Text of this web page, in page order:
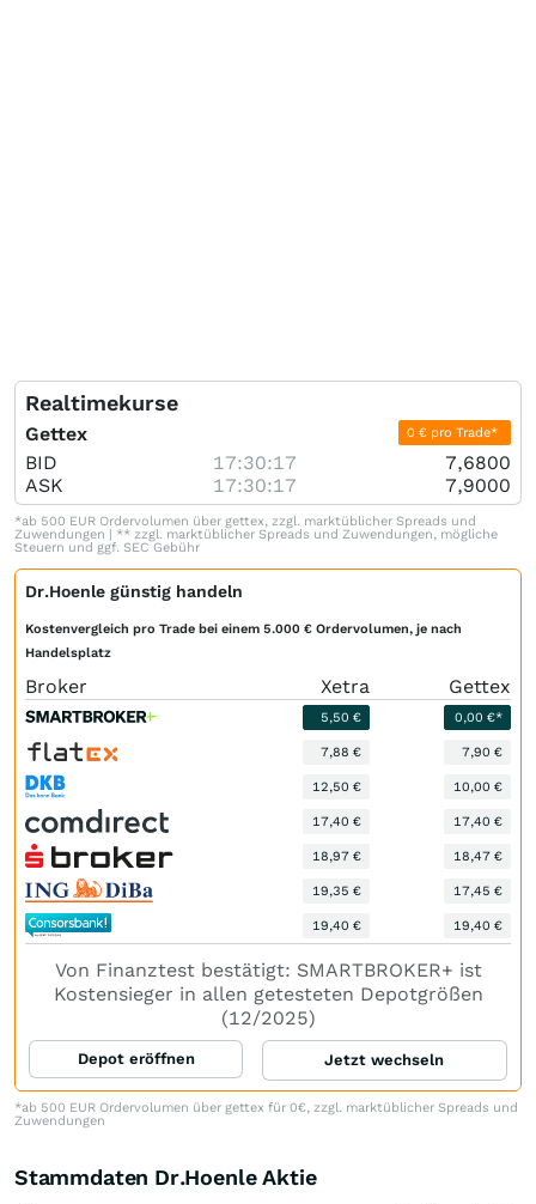
Realtimekurse
Gettex 0 € pro Trade*
BID 17:30:17
7,6800
ASK
17:30:17 7,9000
*ab 500 EUR Ordervolumen über gettex, zzgl. marktüblicher Spreads und
Zuwendungen | ** zzgl. marktüblicher Spreads und Zuwendungen, mögliche
Steuern und ggf. SEC Gebühr
Dr.Hoenle günstig handeln
Kostenvergleich pro Trade bei einem 5.000 € Ordervolumen, je nach
Handelsplatz
Broker Xetra Gettex
5,50 € 0,00 €*
7,88 € 7,90 €
12,50 € 10,00 €
17,40 € 17,40 €
18,97 € 18,47 €
19,35 € 17,45 €
19,40 € 19,40 €
Von Finanztest bestätigt: SMARTBROKER+ ist
Kostensieger in allen getesteten Depotgrößen
(12/2025)
Depot eröffnen Jetzt wechseln
*ab 500 EUR Ordervolumen über gettex für 0€, zzgl. marktüblicher Spreads und
Zuwendungen
Stammdaten Dr.Hoenle Aktie